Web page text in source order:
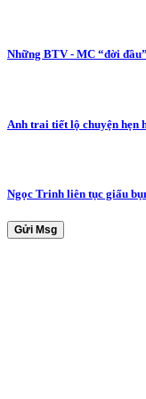
Những BTV - MC “đời
Anh trai tiết lộ chuyện hẹn
Ngọc Trinh liên tục giấu
Gửi Msg